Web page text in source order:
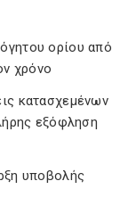
ορίου από
χρόνο
κατασχεμένων
εξόφληση
υποβολής